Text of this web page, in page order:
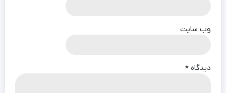
وب‌ سایت
دیدگاه*